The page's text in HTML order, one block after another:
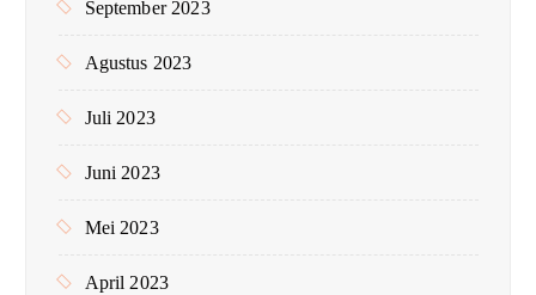
September 2023
Agustus 2023
Juli 2023
Juni 2023
Mei 2023
April 2023